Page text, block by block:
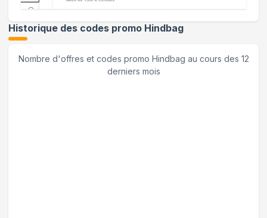
Historique des codes promo Hindbag
Nombre d'offres et codes promo Hindbag au cours des 12
derniers mois